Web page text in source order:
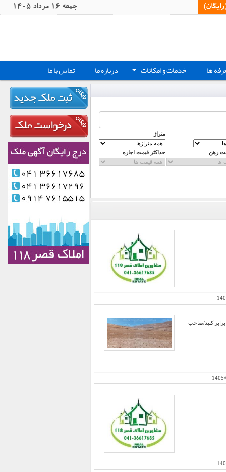
جمعه 16 مرداد 1405
ها + خدمات و امکانات درباره ما تماس با ما
متراژ
رهن حداکثر قیمت اجاره
کنید/صاحب